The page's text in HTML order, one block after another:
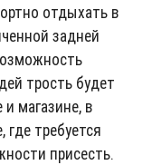
отдыхать в
задней
трость будет
магазине, в
требуется
присесть.